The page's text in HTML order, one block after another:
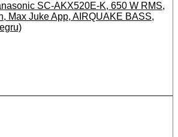
SC-AKX520E-K, 650 W RMS,
Max Juke App, AIRQUAKE BASS,